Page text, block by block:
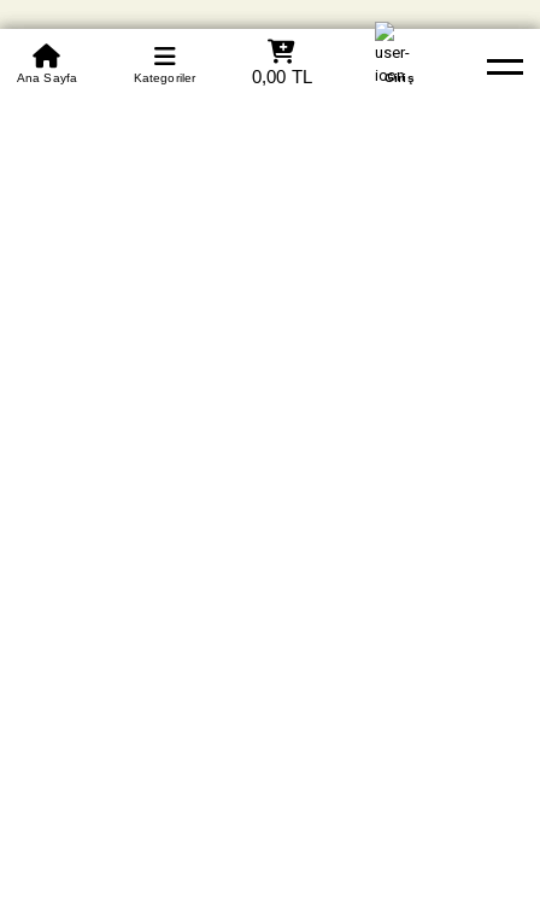
0850 305 09 70
Beden Tablosu Banka Hesapları Whatsapp Yardım
Ana Sayfa Kategoriler 0,00 TL Giriş